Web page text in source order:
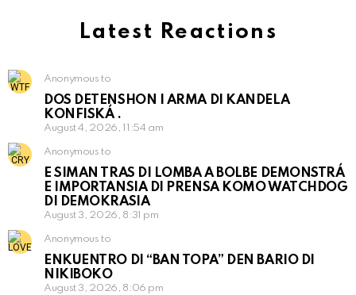
Latest Reactions
Anonymous to
DOS DETENSHON I ARMA DI KANDELA
KONFISKÁ .
August 4, 2026, 11:54 am
Anonymous to
E SIMAN TRAS DI LOMBA A BOLBE DEMONSTRÁ
E IMPORTANSIA DI PRENSA KOMO WATCHDOG
DI DEMOKRASIA
August 3, 2026, 8:31 pm
Anonymous to
ENKUENTRO DI “BAN TOPA” DEN BARIO DI
NIKIBOKO
August 3, 2026, 8:06 pm